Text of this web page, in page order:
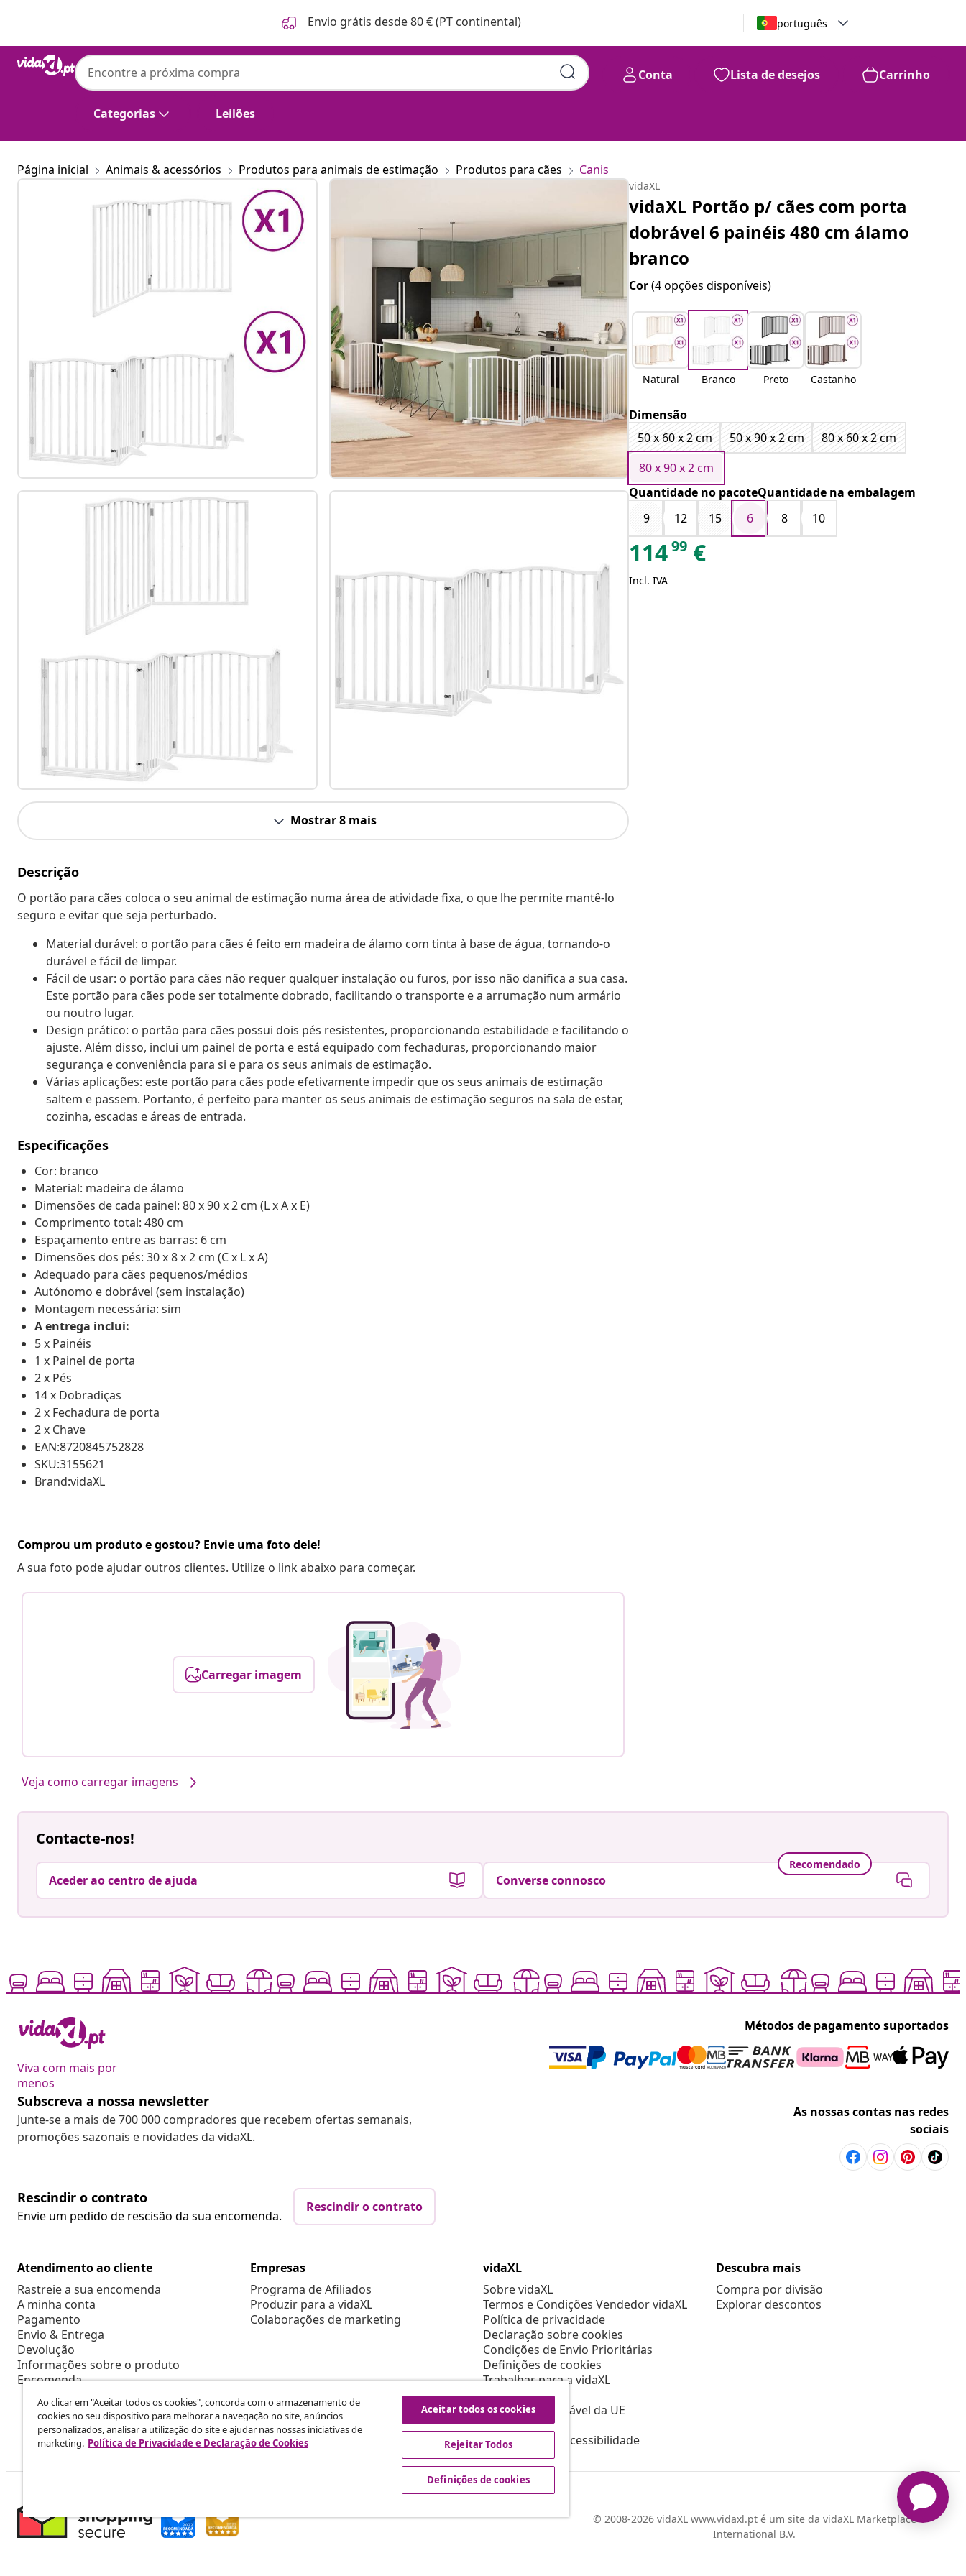
Envio grátis desde 80 € (PT continental) português
Categorias Leilões
Conta Lista de desejos Carrinho
Página inicial Animais & acessórios Produtos para animais de estimação Produtos para cães Canis
Mostrar 8 mais
Descrição
O portão para cães coloca o seu animal de estimação numa área de atividade fixa, o que lhe permite mantê-lo
seguro e evitar que seja perturbado.
Material durável: o portão para cães é feito em madeira de álamo com tinta à base de água, tornando-o
durável e fácil de limpar.
Fácil de usar: o portão para cães não requer qualquer instalação ou furos, por isso não danifica a sua casa.
Este portão para cães pode ser totalmente dobrado, facilitando o transporte e a arrumação num armário
ou noutro lugar.
Design prático: o portão para cães possui dois pés resistentes, proporcionando estabilidade e facilitando o
ajuste. Além disso, inclui um painel de porta e está equipado com fechaduras, proporcionando maior
segurança e conveniência para si e para os seus animais de estimação.
Várias aplicações: este portão para cães pode efetivamente impedir que os seus animais de estimação
saltem e passem. Portanto, é perfeito para manter os seus animais de estimação seguros na sala de estar,
cozinha, escadas e áreas de entrada.
Especificações
Cor: branco
Material: madeira de álamo
Dimensões de cada painel: 80 x 90 x 2 cm (L x A x E)
Comprimento total: 480 cm
Espaçamento entre as barras: 6 cm
Dimensões dos pés: 30 x 8 x 2 cm (C x L x A)
Adequado para cães pequenos/médios
Autónomo e dobrável (sem instalação)
Montagem necessária: sim
A entrega inclui:
5 x Painéis
1 x Painel de porta
2 x Pés
14 x Dobradiças
2 x Fechadura de porta
2 x Chave
EAN:8720845752828
SKU:3155621
Brand:vidaXL
Comprou um produto e gostou? Envie uma foto dele!
A sua foto pode ajudar outros clientes. Utilize o link abaixo para começar.
Carregar imagem
Veja como carregar imagens
vidaXL
vidaXL Portão p/ cães com porta
dobrável 6 painéis 480 cm álamo
branco
Cor(4 opções disponíveis)
Natural Branco Preto Castanho
Dimensão
50 x 60 x 2 cm
50 x 90 x 2 cm
80 x 60 x 2 cm
80 x 90 x 2 cm
Quantidade no pacoteQuantidade na embalagem
9
12 15 6 8 10
11499 €
Incl. IVA
Contacte-nos!
Aceder ao centro de ajuda
Recomendado
Converse connosco
Viva com mais por
menos
Métodos de pagamento suportados
Subscreva a nossa newsletter
Junte-se a mais de 700 000 compradores que recebem ofertas semanais,
promoções sazonais e novidades da vidaXL.
As nossas contas nas redes
sociais
Rescindir o contrato
Envie um pedido de rescisão da sua encomenda.
Rescindir o contrato
Atendimento ao cliente
Rastreie a sua encomenda
A minha conta
Pagamento
Envio & Entrega
Devolução
Informações sobre o produto
Encomenda
Empresas
Programa de Afiliados
Produzir para a vidaXL
Colaborações de marketing
vidaXL
Sobre vidaXL
Termos e Condições Vendedor vidaXL
Política de privacidade
Declaração sobre cookies
Condições de Envio Prioritárias
Definições de cookies
Trabalhar para a vidaXL
Segurança
Pessoa responsável da UE
Política de EPR
Declaração de acessibilidade
Descubra mais
Compra por divisão
Explorar descontos
© 2008-2026 vidaXL www.vidaxl.pt é um site da vidaXL Marketplace
International B.V.
Ao clicar em "Aceitar todos os cookies", concorda com o armazenamento de
cookies no seu dispositivo para melhorar a navegação no site, anúncios
personalizados, analisar a utilização do site e ajudar nas nossas iniciativas de
marketing. Política de Privacidade e Declaração de Cookies
Aceitar todos os cookies
Rejeitar Todos
Definições de cookies